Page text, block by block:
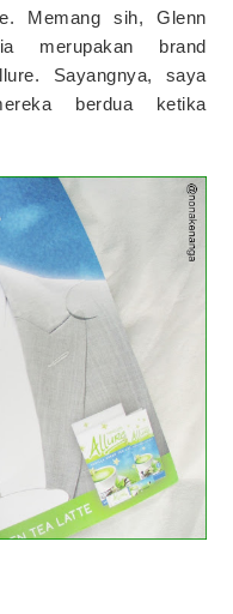
Memang sih, Glenn
merupakan brand
Sayangnya, saya
berdua ketika